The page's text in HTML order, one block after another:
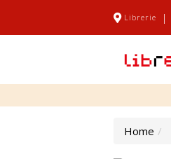
Librerie |
Home